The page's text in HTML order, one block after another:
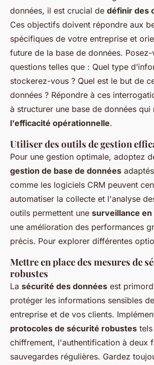
données, il est crucial de définir des
Ces objectifs doivent répondre aux
spécifiques de votre entreprise et
future de la base de données.
questions telles que : Quel type
stockerez-vous ? Quel est le but de
données ? Répondre à ces
à structurer une base de données qui
l'efficacité opérationnelle.
Utiliser des outils de gestion
Pour une gestion optimale, adoptez
gestion de base de données
comme les logiciels CRM peuvent
automatiser la collecte et l'analyse
outils permettent une surveillance
une amélioration des performances
précis. Pour explorer différentes
Mettre en place des mesures de
robustes
La sécurité des données est
protéger les informations sensibles
entreprise et de vos clients.
protocoles de sécurité robustes
chiffrement, l'authentification à deux
sauvegardes régulières. Gardez